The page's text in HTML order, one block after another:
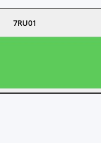
7RU01